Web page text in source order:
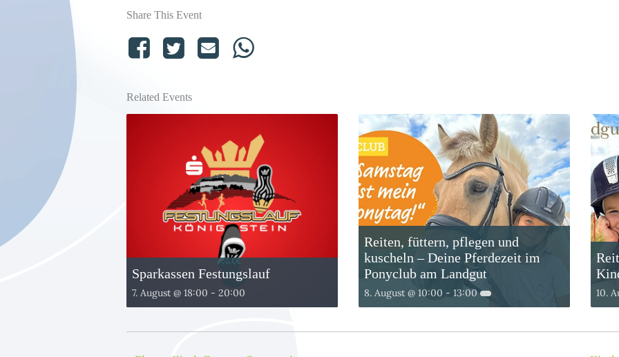
Share This Event
Related Events
Sparkassen Festungslauf
7. August @ 18:00 - 20:00
Reiten, füttern, pflegen und
kuscheln – Deine Pferdezeit im
Ponyclub am Landgut
8. August @ 10:00 - 13:00 10.